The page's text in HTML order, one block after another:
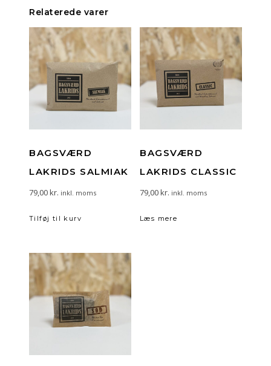
Relaterede varer
BAGSVÆRD
LAKRIDS SALMIAK
79,00kr. inkl. moms
Tilføj til kurv
BAGSVÆRD
LAKRIDS CLASSIC
79,00kr. inkl. moms
Læs mere